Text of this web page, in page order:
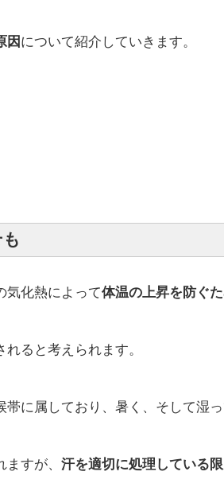
因 について紹介していきます。
気化熱によって体温の上昇を防ぐ
ると考えられます。
に属しており、暑く、そして湿
すが、 汗を適切に処理している限